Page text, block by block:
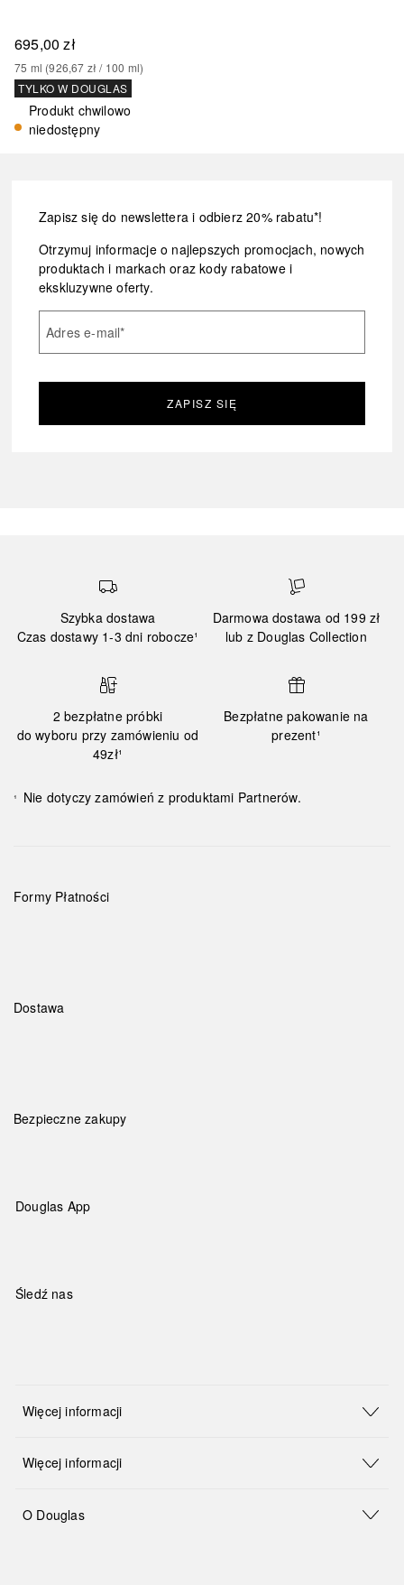
695,00 zł
75 ml (926,67 zł / 100 ml)
TYLKO W DOUGLAS
Produkt chwilowo
niedostępny
Zapisz się do newslettera i odbierz 20% rabatu*!
Otrzymuj informacje o najlepszych promocjach, nowych
produktach i markach oraz kody rabatowe i
ekskluzywne oferty.
Adres e-mail*
ZAPISZ SIĘ
Szybka dostawa
Czas dostawy 1-3 dni robocze¹
Darmowa dostawa od 199 zł
lub z Douglas Collection
2 bezpłatne próbki
do wyboru przy zamówieniu od
49zł¹
Bezpłatne pakowanie na
prezent¹
¹ Nie dotyczy zamówień z produktami Partnerów.
Formy Płatności
Dostawa
Bezpieczne zakupy
Douglas App
Śledź nas
Więcej informacji
Więcej informacji
O Douglas